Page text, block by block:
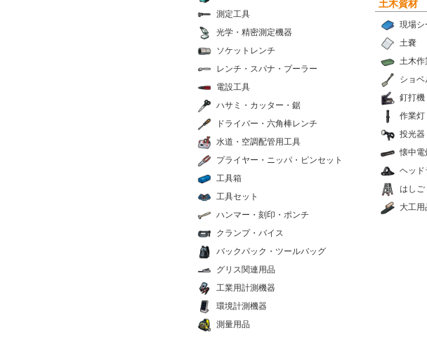
測定工具
光学・精密測定機器
ソケットレンチ
レンチ・スパナ・プーラー
電設工具
ハサミ・カッター・鋸
ドライバー・六角棒レンチ
水道・空調配管用工具
プライヤー・ニッパ・ピンセット
工具箱
工具セット
ハンマー・刻印・ポンチ
クランプ・バイス
バックパック・ツールバッグ
グリス関連用品
工業用計測機器
環境計測機器
測量用品
土木資材
現場シ
土嚢
土木作
ショベ
釘打機
作業灯
投光器
懐中電
ヘッド
はしご
大工